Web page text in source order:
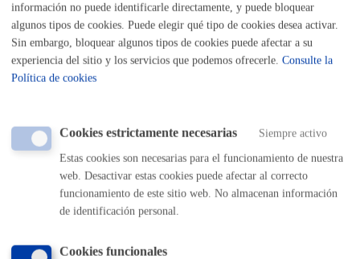
MÁQUINA
Devolución ingresos indebidos
* Online con certificado
electrónico
PRESENCIAL
MÁQUINA
Domiciliación bancaria y domicilio fiscal
información no puede identificarle directamente, y puede bloquear
algunos tipos de cookies. Puede elegir qué tipo de cookies desea activar.
Sin embargo, bloquear algunos tipos de cookies puede afectar a su
experiencia del sitio y los servicios que podemos ofrecerle. Consulte la
Política de cookies
Cookies estrictamente necesarias Siempre activo
Estas cookies son necesarias para el funcionamiento de nuestra
web. Desactivar estas cookies puede afectar al correcto
funcionamiento de este sitio web. No almacenan información
de identificación personal.
Cookies funcionales